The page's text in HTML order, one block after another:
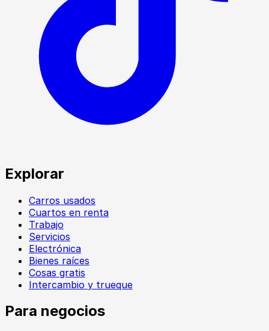
Explorar
Carros usados
Cuartos en renta
Trabajo
Servicios
Electrónica
Bienes raíces
Cosas gratis
Intercambio y trueque
Para negocios